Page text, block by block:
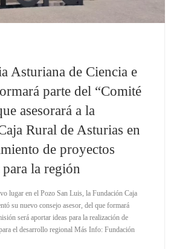
Asturiana de Ciencia e
parte del “Comité
asesorará a la
Rural de Asturias en
de proyectos
la región
lugar en el Pozo San Luis, la Fundación Caja
su nuevo consejo asesor, del que formará
será aportar ideas para la realización de
el desarrollo regional Más Info: Fundación